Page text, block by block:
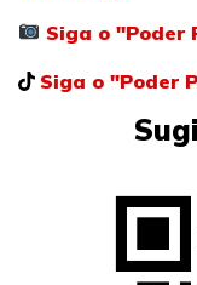
Siga o "Poder
Siga o "Poder